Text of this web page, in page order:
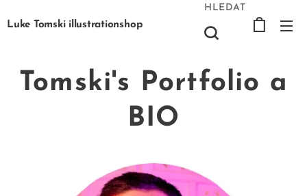
Luke Tomski illustrationshop
HLEDAT
Tomski's Portfolio a
BIO